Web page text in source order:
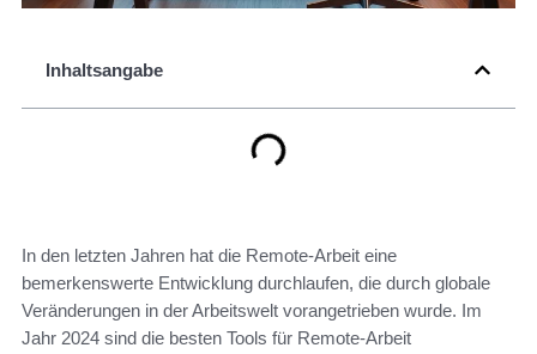
Inhaltsangabe
In den letzten Jahren hat die Remote-Arbeit eine
bemerkenswerte Entwicklung durchlaufen, die durch globale
Veränderungen in der Arbeitswelt vorangetrieben wurde. Im
Jahr 2024 sind die besten Tools für Remote-Arbeit